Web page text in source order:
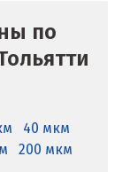
по
40 мкм
200 мкм